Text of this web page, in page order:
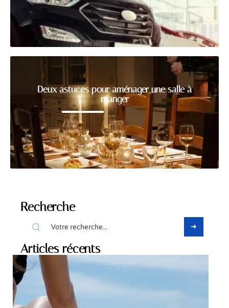
Deux astuces pour aménager une salle à
manger
Recherche
Articles récents